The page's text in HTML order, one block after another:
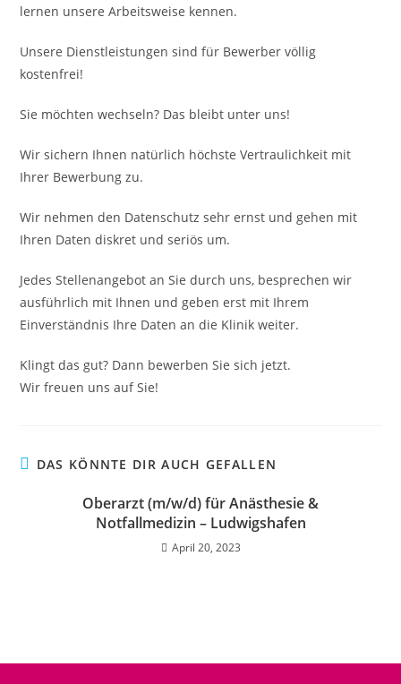
lernen unsere Arbeitsweise kennen.
Unsere Dienstleistungen sind für Bewerber völlig
kostenfrei!
Sie möchten wechseln? Das bleibt unter uns!
Wir sichern Ihnen natürlich höchste Vertraulichkeit mit
Ihrer Bewerbung zu.
Wir nehmen den Datenschutz sehr ernst und gehen mit
Ihren Daten diskret und seriös um.
Jedes Stellenangebot an Sie durch uns, besprechen wir
ausführlich mit Ihnen und geben erst mit Ihrem
Einverständnis Ihre Daten an die Klinik weiter.
Klingt das gut? Dann bewerben Sie sich jetzt.
Wir freuen uns auf Sie!
DAS KÖNNTE DIR AUCH GEFALLEN
Oberarzt (m/w/d) für Anästhesie &
Notfallmedizin – Ludwigshafen
April 20, 2023